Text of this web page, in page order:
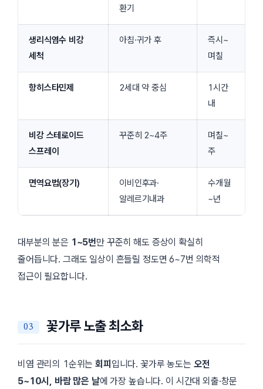
환기
생리식염수 비강
세척
아침·귀가 후
즉시~
며칠
항히스타민제 2세대 약 중심
1시간
내
비강 스테로이드
스프레이
꾸준히 2~4주
며칠~
주
면역요법(장기)
이비인후과·
알레르기내과
수개월
~년
대부분의 분은 1~5번만 꾸준히 해도 증상이 확실히
줄어듭니다. 그래도 일상이 흔들릴 정도면 6~7번 의학적
접근이 필요합니다.
꽃가루 노출 최소화
비염 관리의 1순위는회피 입니다. 꽃가루 농도는 오전
5~10시, 바람 많은 날에 가장 높습니다. 이 시간대 외출·창문